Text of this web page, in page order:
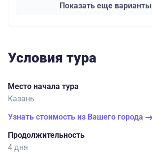
Показать еще варианты
Условия тура
Место начала тура
Казань
Узнать стоимость из Вашего города
Продолжительность
4 дня